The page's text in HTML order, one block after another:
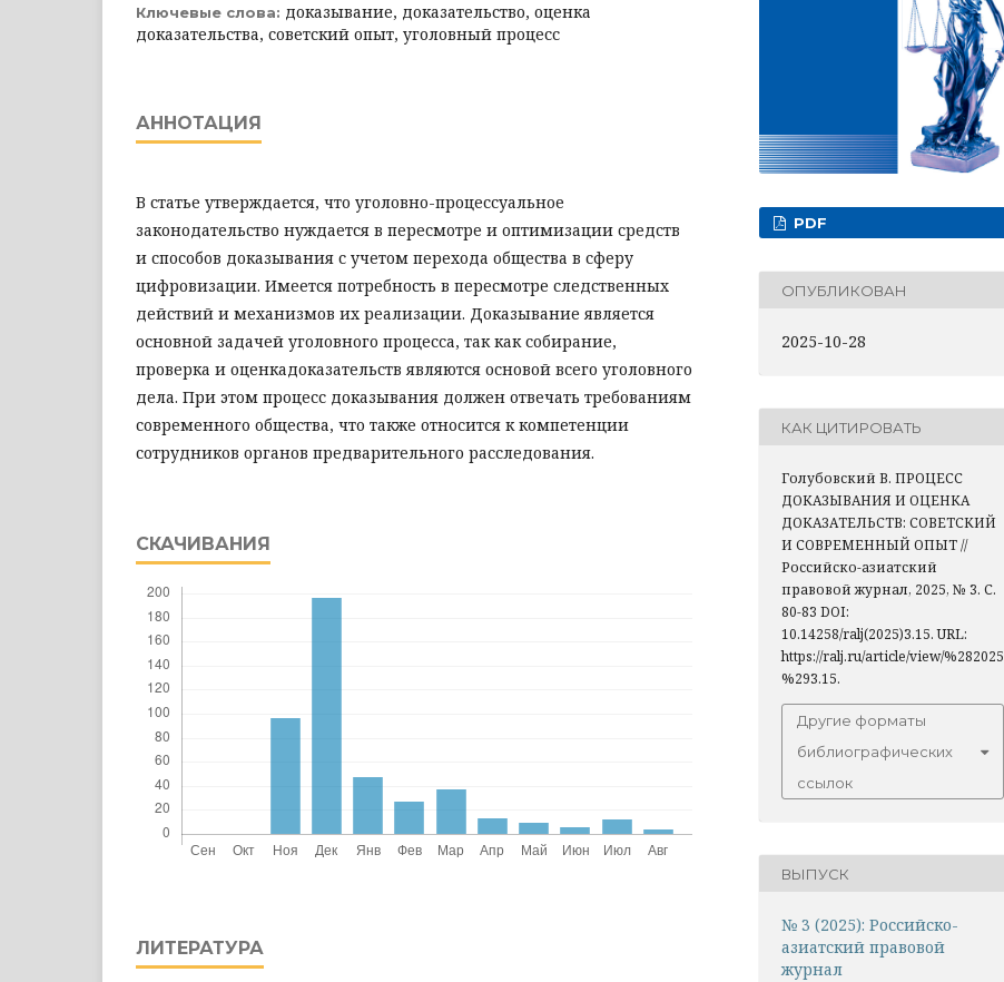
Ключевые слова: доказывание, доказательство, оценка
доказательства, советский опыт, уголовный процесс
АННОТАЦИЯ
В статье утверждается, что уголовно-процессуальное
законодательство нуждается в пересмотре и оптимизации средств
и способов доказывания с учетом перехода общества в сферу
цифровизации. Имеется потребность в пересмотре следственных
действий и механизмов их реализации. Доказывание является
основной задачей уголовного процесса, так как собирание,
проверка и оценкадоказательств являются основой всего уголовного
дела. При этом процесс доказывания должен отвечать требованиям
современного общества, что также относится к компетенции
сотрудников органов предварительного расследования.
СКАЧИВАНИЯ
ЛИТЕРАТУРА
PDF
ОПУБЛИКОВАН
2025-10-28
КАК ЦИТИРОВАТЬ
Голубовский В. ПРОЦЕСС
ДОКАЗЫВАНИЯ И ОЦЕНКА
ДОКАЗАТЕЛЬСТВ: СОВЕТСКИЙ
И СОВРЕМЕННЫЙ ОПЫТ //
Российско-азиатский
правовой журнал, 2025, № 3. С.
80-83 DOI:
10.14258/ralj(2025)3.15. URL:
https://ralj.ru/article/view/%282025
%293.15.
Другие форматы
библиографических
ссылок
ВЫПУСК
№ 3 (2025): Российско-
азиатский правовой
журнал